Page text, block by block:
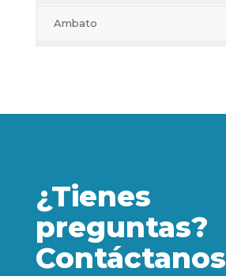
Ambato
¿Tienes
preguntas?
Contáctanos